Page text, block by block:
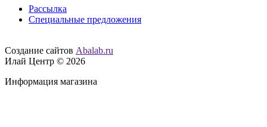
Рассылка
Специальные предложения
Создание сайтов Abalab.ru
Илай Центр © 2026
Информация магазина